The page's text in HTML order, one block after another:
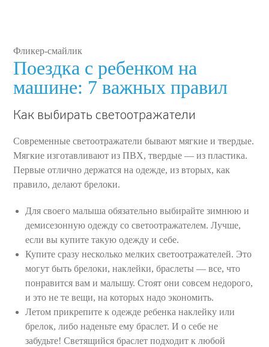
Фликер-смайлик
Поездка с ребенком на
машине: 7 важных правил
Как выбирать светоотражатели
Современные светоотражатели бывают мягкие и твердые.
Мягкие изготавливают из ПВX, твердые — из пластика.
Первые отлично держатся на одежде, из вторых, как
правило, делают брелоки.
Для своего малыша обязательно выбирайте зимнюю и
демисезонную одежду со светоотражателем. Лучше,
если вы купите такую одежду и себе.
Купите сразу несколько мелких светоотражателей. Это
могут быть брелоки, наклейки, браслеты — все, что
понравится вам и малышу. Стоят они совсем недорого,
и это не те вещи, на которых надо экономить.
Летом прикрепите к одежде ребенка наклейку или
брелок, либо наденьте ему браслет. И о себе не
забудьте! Светящийся браслет подходит к любой